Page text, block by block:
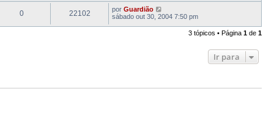
0 22102 por Guardião
sábado out 30, 2004 7:50 pm
3 tópicos • Página 1 de 1
Ir para